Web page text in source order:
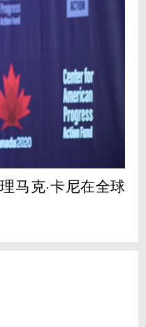
马克·卡尼在全球